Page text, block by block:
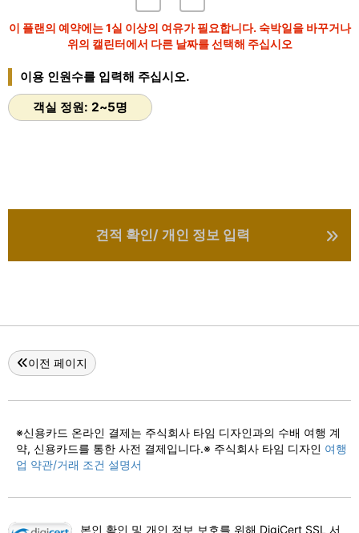
이 플랜의 예약에는 1실 이상의 여유가 필요합니다. 숙박일을 바꾸거나
위의 캘린터에서 다른 날짜를 선택해 주십시오
이용 인원수를 입력해 주십시오.
객실 정원: 2~5명
견적 확인/ 개인 정보 입력
이전 페이지
※신용카드 온라인 결제는 주식회사 타임 디자인과의 수배 여행 계
약, 신용카드를 통한 사전 결제입니다.※ 주식회사 타임 디자인 여행
업 약관/거래 조건 설명서
본인 확인 및 개인 정보 보호를 위해 DigiCert SSL 서